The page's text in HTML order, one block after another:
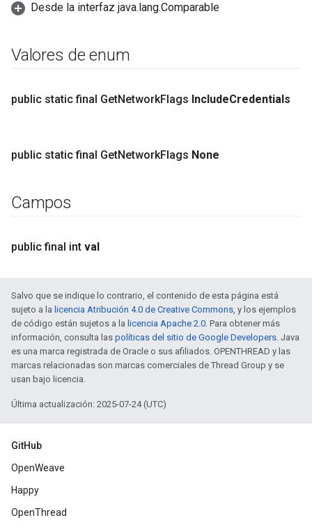
Desde la interfaz java.lang.Comparable
Valores de enum
public static final GetNetworkFlags IncludeCredentials
public static final GetNetworkFlags None
Campos
public final int val
Salvo que se indique lo contrario, el contenido de esta página está
sujeto a la licencia Atribución 4.0 de Creative Commons, y los ejemplos
de código están sujetos a la licencia Apache 2.0. Para obtener más
información, consulta las políticas del sitio de Google Developers. Java
es una marca registrada de Oracle o sus afiliados. OPENTHREAD y las
marcas relacionadas son marcas comerciales de Thread Group y se
usan bajo licencia.
Última actualización: 2025-07-24 (UTC)
GitHub
OpenWeave
Happy
OpenThread